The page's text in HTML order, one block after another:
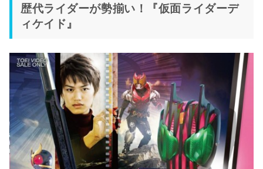
歴代ライダーが勢揃い！『仮面ライダーデ
ィケイド』